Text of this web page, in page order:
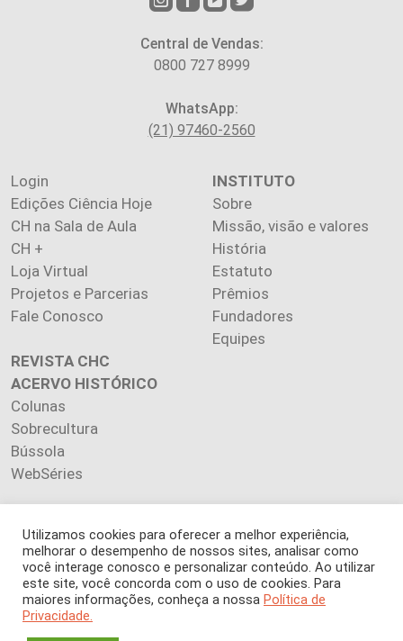
Central de Vendas:
0800 727 8999
WhatsApp:
(21) 97460-2560
Login
Edições Ciência Hoje
CH na Sala de Aula
CH +
Loja Virtual
Projetos e Parcerias
Fale Conosco
INSTITUTO
Sobre
Missão, visão e valores
História
Estatuto
Prêmios
Fundadores
Equipes
REVISTA CHC
ACERVO HISTÓRICO
Colunas
Sobrecultura
Bússola
WebSéries
Copyright 2026 INSTITUTO CIÊNCIA HOJE. Todos os direitos
reservados.
Os artigos publicados na revista refletem exclusivamente a
Utilizamos cookies para oferecer a melhor experiência,
melhorar o desempenho de nossos sites, analisar como
você interage conosco e personalizar conteúdo. Ao utilizar
este site, você concorda com o uso de cookies. Para
maiores informações, conheça a nossa Política de
Privacidade.